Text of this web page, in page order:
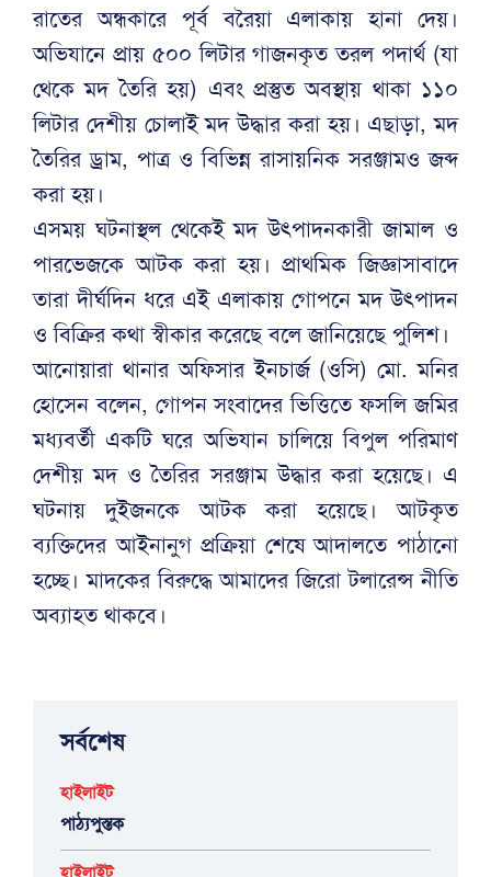
রাতের অন্ধকারে পূর্ব বরৈয়া এলাকায় হানা দেয়।
অভিযানে প্রায় ৫০০ লিটার গাজনকৃত তরল পদার্থ (যা
থেকে মদ তৈরি হয়) এবং প্রস্তুত অবস্থায় থাকা ১১০
লিটার দেশীয় চোলাই মদ উদ্ধার করা হয়। এছাড়া, মদ
তৈরির ড্রাম, পাত্র ও বিভিন্ন রাসায়নিক সরঞ্জামও জব্দ
করা হয়।
এসময় ঘটনাস্থল থেকেই মদ উৎপাদনকারী জামাল ও
পারভেজকে আটক করা হয়। প্রাথমিক জিজ্ঞাসাবাদে
তারা দীর্ঘদিন ধরে এই এলাকায় গোপনে মদ উৎপাদন
ও বিক্রির কথা স্বীকার করেছে বলে জানিয়েছে পুলিশ।
আনোয়ারা থানার অফিসার ইনচার্জ (ওসি) মো. মনির
হোসেন বলেন, গোপন সংবাদের ভিত্তিতে ফসলি জমির
মধ্যবর্তী একটি ঘরে অভিযান চালিয়ে বিপুল পরিমাণ
দেশীয় মদ ও তৈরির সরঞ্জাম উদ্ধার করা হয়েছে। এ
ঘটনায় দুইজনকে আটক করা হয়েছে। আটকৃত
ব্যক্তিদের আইনানুগ প্রক্রিয়া শেষে আদালতে পাঠানো
হচ্ছে। মাদকের বিরুদ্ধে আমাদের জিরো টলারেন্স নীতি
অব্যাহত থাকবে।
সর্বশেষ
হাইলাইট
পাঠ্যপুস্তক